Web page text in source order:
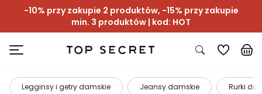
-10% przy zakupie 2 produktów, -15% przy zakupie
min. 3 produktów | kod: HOT
Legginsy i getry damskie Jeansy damskie Rurki